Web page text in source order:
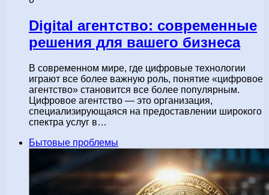
Digital агентство: современные
решения для вашего бизнеса
В современном мире, где цифровые технологии
играют все более важную роль, понятие «цифровое
агентство» становится все более популярным.
Цифровое агентство — это организация,
специализирующаяся на предоставлении широкого
спектра услуг в…
Бытовые проблемы